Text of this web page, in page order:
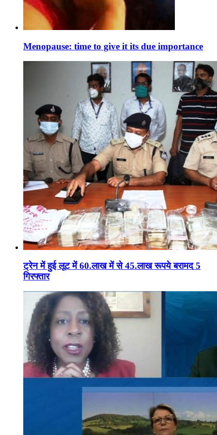
Menopause: time to give it its due importance
ट्रेन में हुई लूट में 60.लाख में से 45.लाख रूपये बरामद 5
गिरफ्तार